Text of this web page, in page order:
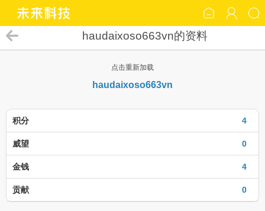
haudaixoso663vn的资料
点击重新加载
haudaixoso663vn
4
积分
0
威望
4
金钱
0
贡献